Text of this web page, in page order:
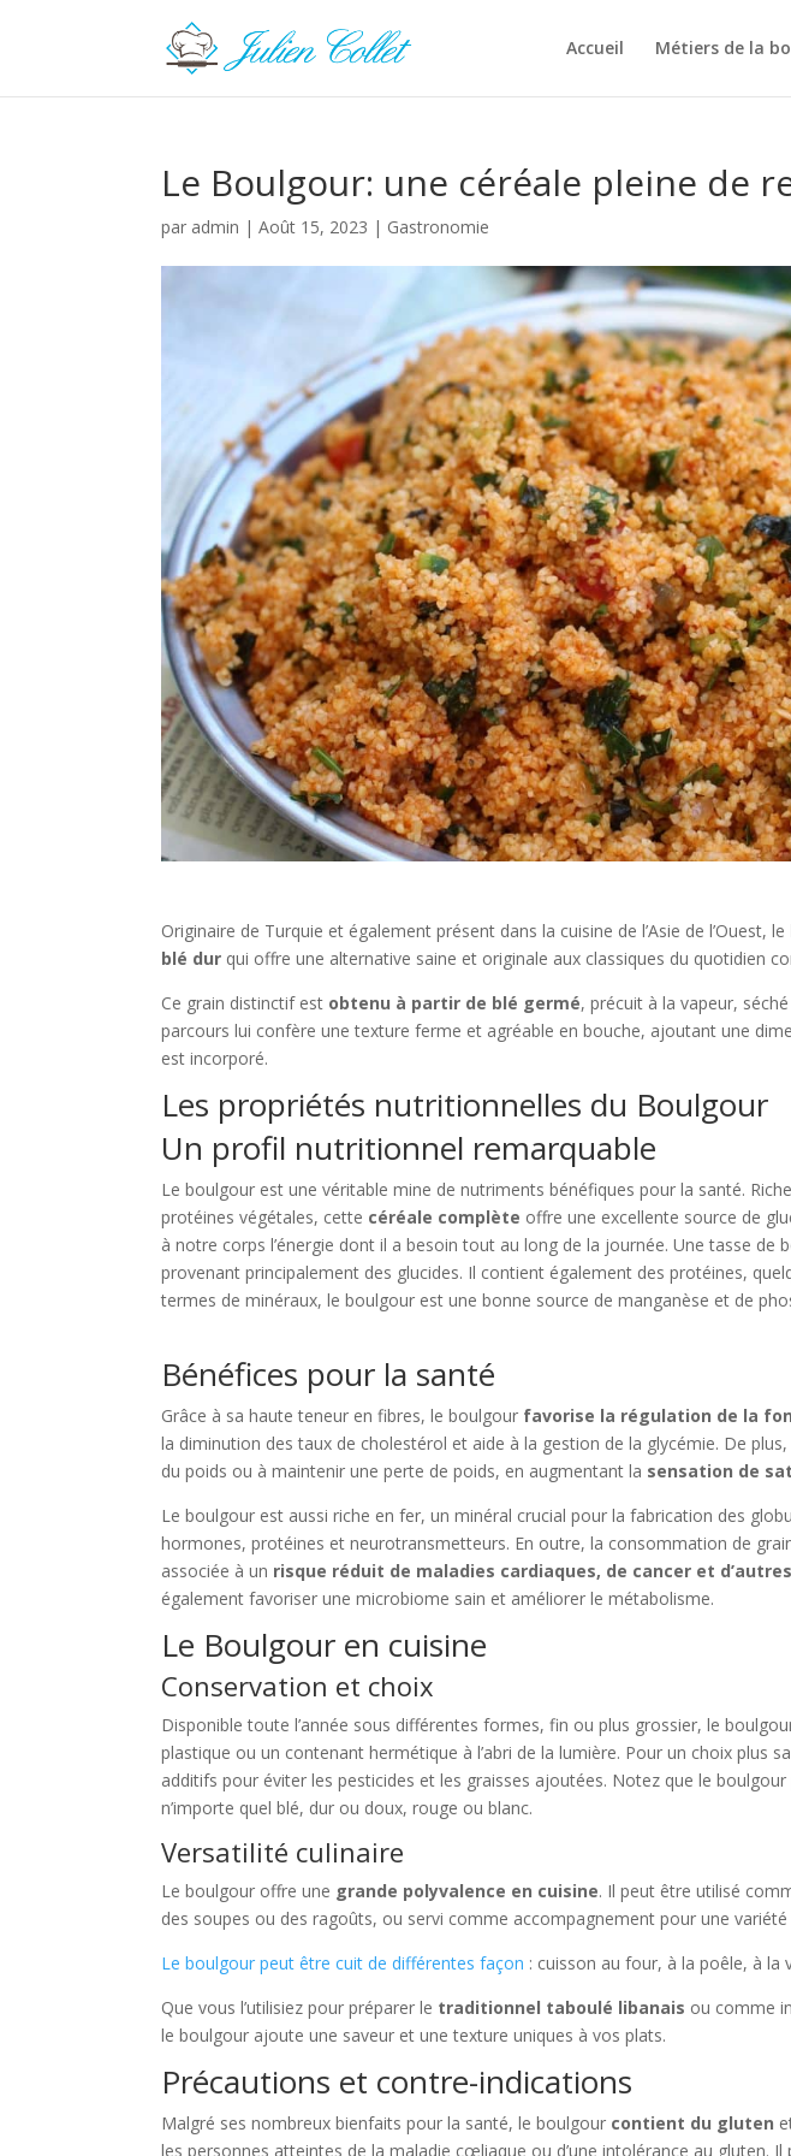
Accueil Métiers de la
Le Boulgour: une céréale pleine de
par admin |Août 15, 2023 | Gastronomie
Originaire de Turquie et également présent dans la cuisine de l’Asie de l’Ouest, le
blé dur qui offre une alternative saine et originale aux classiques du quotidien
Ce grain distinctif est obtenu à partir de blé germé, précuit à la vapeur,
parcours lui confère une texture ferme et agréable en bouche, ajoutant une
est incorporé.
Les propriétés nutritionnelles du Boulgour
Un profil nutritionnel remarquable
Le boulgour est une véritable mine de nutriments bénéfiques pour la santé.
protéines végétales, cette céréale complète offre une excellente source de
à notre corps l’énergie dont il a besoin tout au long de la journée. Une tasse de
provenant principalement des glucides. Il contient également des protéines,
termes de minéraux, le boulgour est une bonne source de manganèse et de
Bénéfices pour la santé
Grâce à sa haute teneur en fibres, le boulgour favorise la régulation de la
la diminution des taux de cholestérol et aide à la gestion de la glycémie. De
du poids ou à maintenir une perte de poids, en augmentant la sensation de
Le boulgour est aussi riche en fer, un minéral crucial pour la fabrication des
hormones, protéines et neurotransmetteurs. En outre, la consommation de
associée à un risque réduit de maladies cardiaques, de cancer et
également favoriser une microbiome sain et améliorer le métabolisme.
Le Boulgour en cuisine
Conservation et choix
Disponible toute l’année sous différentes formes, fin ou plus grossier, le
plastique ou un contenant hermétique à l’abri de la lumière. Pour un choix plus
additifs pour éviter les pesticides et les graisses ajoutées. Notez que le
n’importe quel blé, dur ou doux, rouge ou blanc.
Versatilité culinaire
Le boulgour offre une grande polyvalence en cuisine. Il peut être utilisé
des soupes ou des ragoûts, ou servi comme accompagnement pour une variété
Le boulgour peut être cuit de différentes façon : cuisson au four, à la poêle, à
Que vous l’utilisiez pour préparer le traditionnel taboulé libanais ou comme
le boulgour ajoute une saveur et une texture uniques à vos plats.
Précautions et contre-indications
Malgré ses nombreux bienfaits pour la santé, le boulgour contient du gluten
les personnes atteintes de la maladie cœliaque ou d’une intolérance au gluten.